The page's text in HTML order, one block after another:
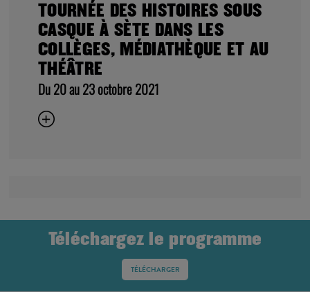
TOURNÉE DES HISTOIRES SOUS
CASQUE À SÈTE DANS LES
COLLÈGES, MÉDIATHÈQUE ET AU
THÉÂTRE
Du 20 au 23 octobre 2021
Téléchargez le programme
TÉLÉCHARGER